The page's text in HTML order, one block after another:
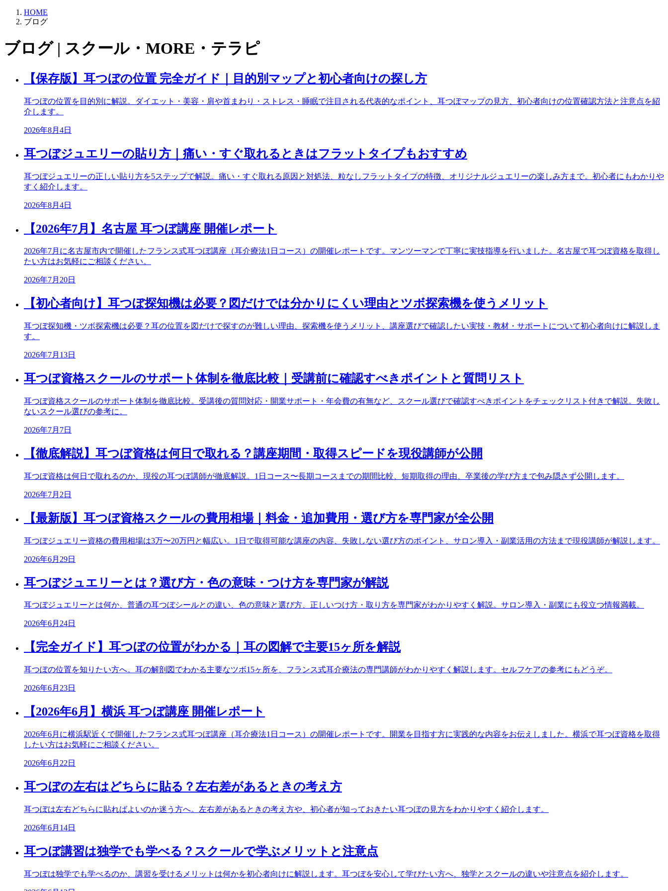
HOME
ブログ
ブログ | スクール・MORE・テラピ
【保存版】耳つぼの位置 完全ガイド｜目的別マップと初心者向けの探し方
耳つぼの位置を目的別に解説。ダイエット・美容・肩や首まわり・ストレス・睡眠で注目される代表的なポイント、耳つぼマップの見方、初心者向けの位置確認方法と注意点を紹
介します。
2026年8月4日
耳つぼジュエリーの貼り方｜痛い・すぐ取れるときはフラットタイプもおすすめ
耳つぼジュエリーの正しい貼り方を5ステップで解説。痛い・すぐ取れる原因と対処法、粒なしフラットタイプの特徴、オリジナルジュエリーの楽しみ方まで。初心者にもわかりや
すく紹介します。
2026年8月4日
【2026年7月】名古屋 耳つぼ講座 開催レポート
2026年7月に名古屋市内で開催したフランス式耳つぼ講座（耳介療法1日コース）の開催レポートです。マンツーマンで丁寧に実技指導を行いました。名古屋で耳つぼ資格を取得し
たい方はお気軽にご相談ください。
2026年7月20日
【初心者向け】耳つぼ探知機は必要？図だけでは分かりにくい理由とツボ探索機を使うメリット
耳つぼ探知機・ツボ探索機は必要？耳の位置を図だけで探すのが難しい理由、探索機を使うメリット、講座選びで確認したい実技・教材・サポートについて初心者向けに解説しま
す。
2026年7月13日
耳つぼ資格スクールのサポート体制を徹底比較｜受講前に確認すべきポイントと質問リスト
耳つぼ資格スクールのサポート体制を徹底比較。受講後の質問対応・開業サポート・年会費の有無など、スクール選びで確認すべきポイントをチェックリスト付きで解説。失敗し
ないスクール選びの参考に。
2026年7月7日
【徹底解説】耳つぼ資格は何日で取れる？講座期間・取得スピードを現役講師が公開
耳つぼ資格は何日で取れるのか、現役の耳つぼ講師が徹底解説。1日コース〜長期コースまでの期間比較、短期取得の理由、卒業後の学び方まで包み隠さず公開します。
2026年7月2日
【最新版】耳つぼ資格スクールの費用相場｜料金・追加費用・選び方を専門家が全公開
耳つぼジュエリー資格の費用相場は3万〜20万円と幅広い。1日で取得可能な講座の内容、失敗しない選び方のポイント、サロン導入・副業活用の方法まで現役講師が解説します。
2026年6月29日
耳つぼジュエリーとは？選び方・色の意味・つけ方を専門家が解説
耳つぼジュエリーとは何か、普通の耳つぼシールとの違い、色の意味と選び方、正しいつけ方・取り方を専門家がわかりやすく解説。サロン導入・副業にも役立つ情報満載。
2026年6月24日
【完全ガイド】耳つぼの位置がわかる｜耳の図解で主要15ヶ所を解説
耳つぼの位置を知りたい方へ。耳の解剖図でわかる主要なツボ15ヶ所を、フランス式耳介療法の専門講師がわかりやすく解説します。セルフケアの参考にもどうぞ。
2026年6月23日
【2026年6月】横浜 耳つぼ講座 開催レポート
2026年6月に横浜駅近くで開催したフランス式耳つぼ講座（耳介療法1日コース）の開催レポートです。開業を目指す方に実践的な内容をお伝えしました。横浜で耳つぼ資格を取得
したい方はお気軽にご相談ください。
2026年6月22日
耳つぼの左右はどちらに貼る？左右差があるときの考え方
耳つぼは左右どちらに貼ればよいのか迷う方へ。左右差があるときの考え方や、初心者が知っておきたい耳つぼの見方をわかりやすく紹介します。
2026年6月14日
耳つぼ講習は独学でも学べる？スクールで学ぶメリットと注意点
耳つぼは独学でも学べるのか、講習を受けるメリットは何かを初心者向けに解説します。耳つぼを安心して学びたい方へ、独学とスクールの違いや注意点を紹介します。